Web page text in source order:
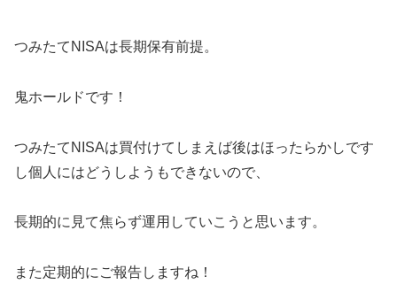
つみたてNISAは長期保有前提。
鬼ホールドです！
つみたてNISAは買付けてしまえば後はほったらかしです
し個人にはどうしようもできないので、
長期的に見て焦らず運用していこうと思います。
また定期的にご報告しますね！